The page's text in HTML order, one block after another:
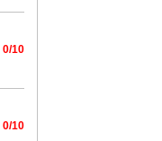
0/10
0/10